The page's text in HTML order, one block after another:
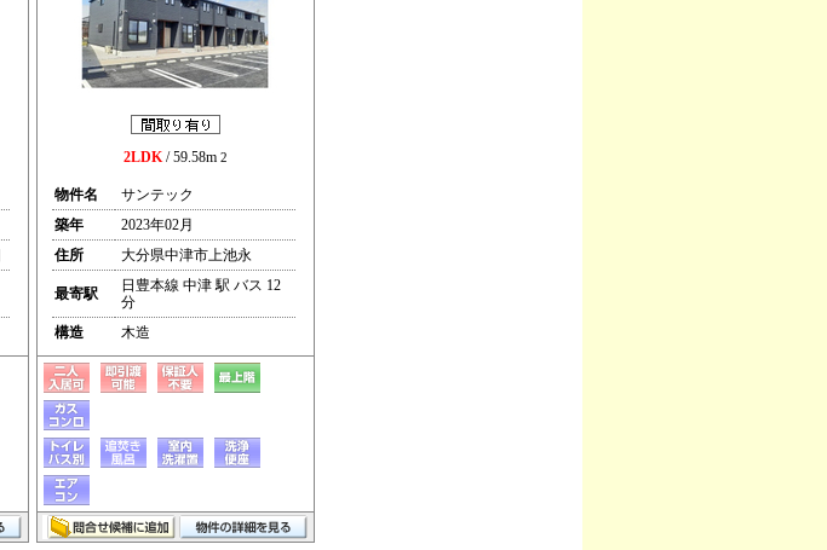
2LDK/ 59.58m 2
物件名
サンテック
築年
2023年02月
住所
大分県中津市上池永
最寄駅
日豊本線 中津 駅 バス 12
分
構造
木造